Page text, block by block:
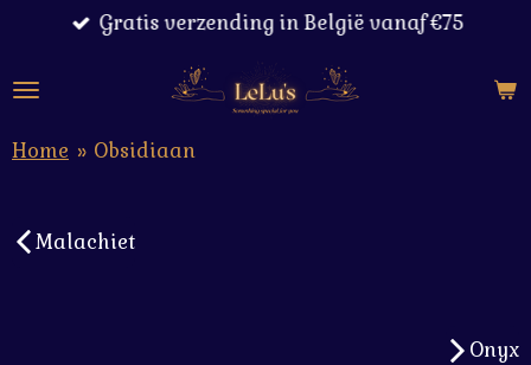
naar
hoofdinhoud
Gratis verzending in België vanaf €75
Home » Obsidiaan
Malachiet
Onyx